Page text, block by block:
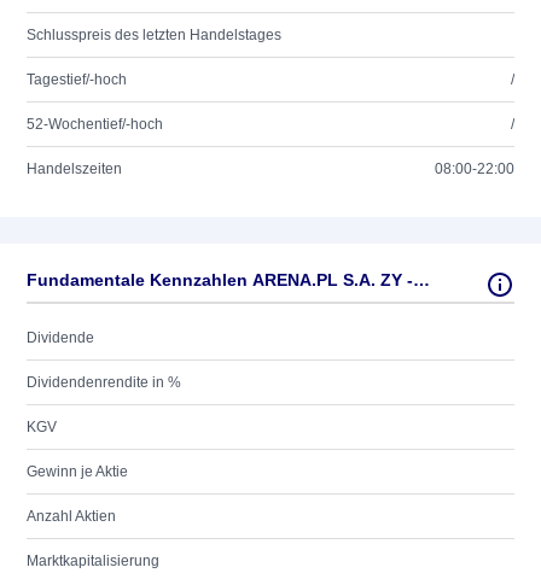
Schlusspreis des letzten Handelstages
Tagestief/-hoch /
52-Wochentief/-hoch /
Handelszeiten 08:00-22:00
Fundamentale Kennzahlen ARENA.PL S.A. ZY -,50
Dividende
Dividendenrendite in %
KGV
Gewinn je Aktie
Anzahl Aktien
Marktkapitalisierung